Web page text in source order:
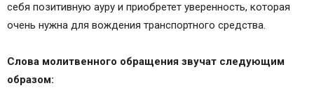
себя позитивную ауру и приобретет уверенность, которая
очень нужна для вождения транспортного средства.
Слова молитвенного обращения звучат следующим
образом: